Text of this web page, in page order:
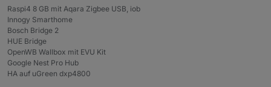
Raspi4 8 GB mit Aqara Zigbee USB, iob
Innogy Smarthome
Bosch Bridge 2
HUE Bridge
OpenWB Wallbox mit EVU Kit
Google Nest Pro Hub
HA auf uGreen dxp4800